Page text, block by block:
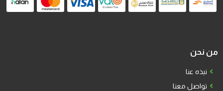
من نحن
نبذه عنا
تواصل معنا